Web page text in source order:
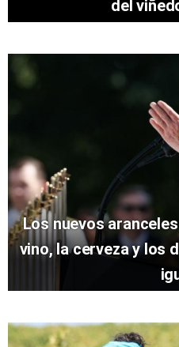
del
Los nuevos
vino, la cerveza y los